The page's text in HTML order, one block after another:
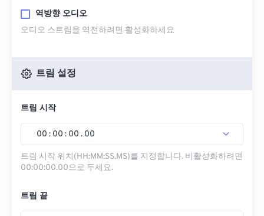
역방향 오디오
오디오 스트림을 역전하려면 활성화하세요
트림 설정
트림 시작
00 : 00 : 00 . 00
트림 시작 위치(HH:MM:SS.MS)를 지정합니다. 비활성화하려면
00:00:00.00으로 두세요.
트림 끝